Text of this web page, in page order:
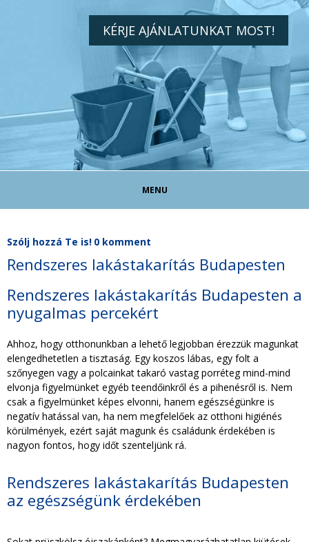
KÉRJE AJÁNLATUNKAT MOST!
MENU
TAKARÍTÁS MAGÁNSZEMÉLYEKNEK
TAKARÍTÁS CÉGEKNEK
TAKARÍTÁSI INTÉZMÉNYEKNEK
Szólj hozzá Te is! 0 komment
Rendszeres lakástakarítás Budapesten
Rendszeres lakástakarítás Budapesten a
nyugalmas percekért
Ahhoz, hogy otthonunkban a lehető legjobban érezzük magunkat
elengedhetetlen a tisztaság. Egy koszos lábas, egy folt a
szőnyegen vagy a polcainkat takaró vastag porréteg mind-mind
elvonja figyelmünket egyéb teendőinkről és a pihenésről is. Nem
csak a figyelmünket képes elvonni, hanem egészségünkre is
negatív hatással van, ha nem megfelelőek az otthoni higiénés
körülmények, ezért saját magunk és családunk érdekében is
nagyon fontos, hogy időt szenteljünk rá.
Rendszeres lakástakarítás Budapesten
az egészségünk érdekében